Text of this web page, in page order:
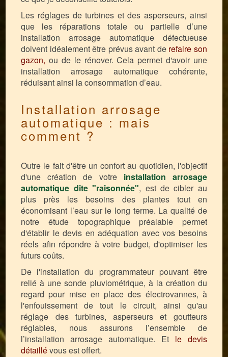
Les réglages de turbines et des asperseurs, ainsi
que les réparations totale ou partielle d’une
installation arrosage automatique défectueuse
doivent idéalement être prévus avant de refaire son
gazon, ou de le rénover. Cela permet d'avoir une
installation arrosage automatique cohérente,
réduisant ainsi la consommation d’eau.
Installation arrosage
automatique : mais
comment ?
Outre le fait d'être un confort au quotidien, l'objectif
d'une création de votreinstallation arrosage
automatique dite "raisonnée", est de cibler au
plus près les besoins des plantes tout en
économisant l’eau sur le long terme. La qualité de
notre étude topographique préalable permet
d'établir le devis en adéquation avec vos besoins
réels afin répondre à votre budget, d'optimiser les
futurs coûts.
De l'installation du programmateur pouvant être
relié à une sonde pluviométrique, à la création du
regard pour mise en place des électrovannes, à
l'enfouissement de tout le circuit, ainsi qu'au
réglage des turbines, asperseurs et goutteurs
réglables, nous assurons l’ensemble de
l’installation arrosage automatique. Etle devis
détaillévous est offert.